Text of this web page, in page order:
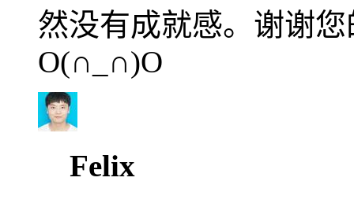
然没有成就感。谢谢
O(∩_∩)O
Felix